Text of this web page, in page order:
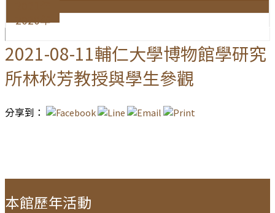
2020年
2021-08-11輔仁大學博物館學研究
所林秋芳教授與學生參觀
分享到：
本館歷年活動